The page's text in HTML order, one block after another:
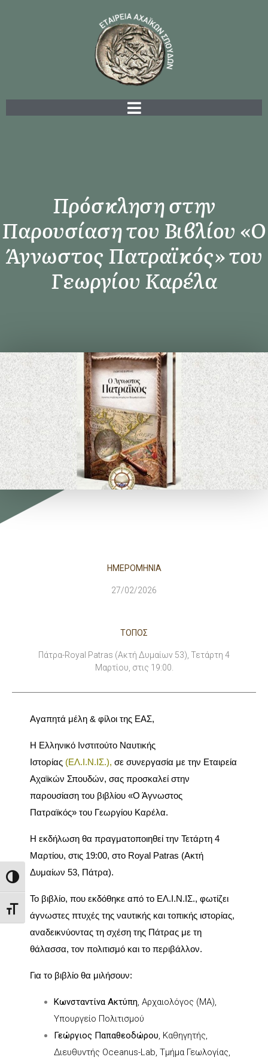
Toggle High Contrast
Toggle Font size
Πρόσκληση στην
Παρουσίαση του Βιβλίου «Ο
Άγνωστος Πατραϊκός» του
Γεωργίου Καρέλα
ΗΜΕΡΟΜΗΝΙΑ
27/02/2026
ΤΟΠΟΣ
Πάτρα-Royal Patras (Ακτή Δυμαίων 53), Τετάρτη 4
Μαρτίου, στις 19:00.
Αγαπητά μέλη & φίλοι της ΕΑΣ,
Η Ελληνικό Ινστιτούτο Ναυτικής
Ιστορίας (ΕΛ.Ι.Ν.ΙΣ.), σε συνεργασία με την Εταιρεία
Αχαϊκών Σπουδών, σας προσκαλεί στην
παρουσίαση του βιβλίου «Ο Άγνωστος
Πατραϊκός» του Γεωργίου Καρέλα.
Η εκδήλωση θα πραγματοποιηθεί την Τετάρτη 4
Μαρτίου, στις 19:00, στο Royal Patras (Ακτή
Δυμαίων 53, Πάτρα).
Το βιβλίο, που εκδόθηκε από το ΕΛ.Ι.Ν.ΙΣ., φωτίζει
άγνωστες πτυχές της ναυτικής και τοπικής ιστορίας,
αναδεικνύοντας τη σχέση της Πάτρας με τη
θάλασσα, τον πολιτισμό και το περιβάλλον.
Για το βιβλίο θα μιλήσουν:
Κωνσταντίνα Ακτύπη, Αρχαιολόγος (ΜΑ),
Υπουργείο Πολιτισμού
Γεώργιος Παπαθεοδώρου, Καθηγητής,
Διευθυντής Oceanus-Lab, Τμήμα Γεωλογίας,